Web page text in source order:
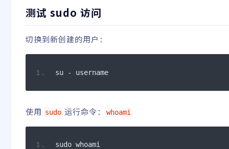
测试 sudo 访问
切换到新创建的用户：
su - username
使用 sudo 运行命令： whoami
sudo whoami